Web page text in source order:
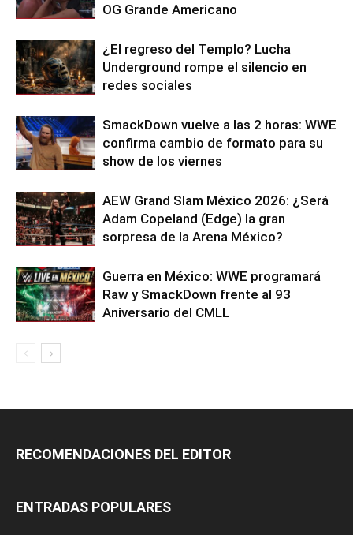
OG Grande Americano
¿El regreso del Templo? Lucha
Underground rompe el silencio en
redes sociales
SmackDown vuelve a las 2 horas: WWE
confirma cambio de formato para su
show de los viernes
AEW Grand Slam México 2026: ¿Será
Adam Copeland (Edge) la gran
sorpresa de la Arena México?
Guerra en México: WWE programará
Raw y SmackDown frente al 93
Aniversario del CMLL
RECOMENDACIONES DEL EDITOR
ENTRADAS POPULARES